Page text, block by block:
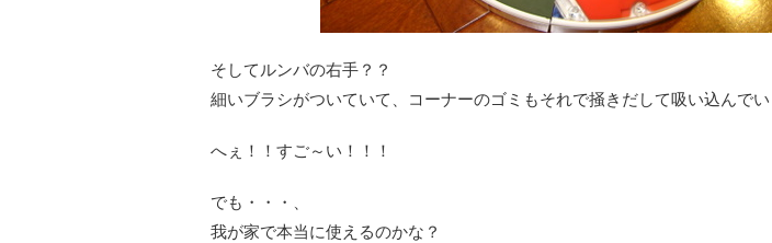
そしてルンバの右手？？
細いブラシがついていて、コーナーのゴミもそれで掻きだして吸い込んでい
へぇ！！すご～い！！！
でも・・・、
我が家で本当に使えるのかな？